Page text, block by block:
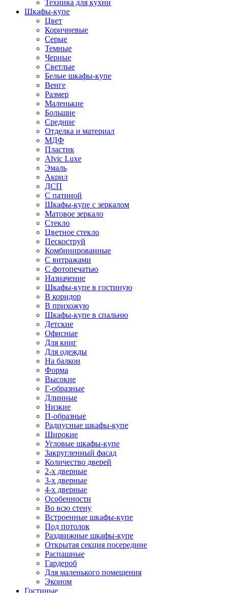
Техника для кухни
Шкафы-купе
Цвет
Коричневые
Серые
Темные
Черные
Светлые
Белые шкафы-купе
Венге
Размер
Маленькие
Большие
Средние
Отделка и материал
МДФ
Пластик
Alvic Luxe
Эмаль
Акрил
ДСП
С патиной
Шкафы-купе с зеркалом
Матовое зеркало
Стекло
Цветное стекло
Пескоструй
Комбинированные
С витражами
С фотопечатью
Назначение
Шкафы-купе в гостиную
В коридор
В прихожую
Шкафы-купе в спальню
Детские
Офисные
Для книг
Для одежды
На балкон
Форма
Высокие
Г-образные
Длинные
Низкие
П-образные
Радиусные шкафы-купе
Широкие
Угловые шкафы-купе
Закругленный фасад
Количество дверей
2-х дверные
3-х дверные
4-х дверные
Особенности
Во всю стену
Встроенные шкафы-купе
Под потолок
Раздвижные шкафы-купе
Открытая секция посередине
Распашные
Гардероб
Для маленького помещения
Эконом
Гостиные